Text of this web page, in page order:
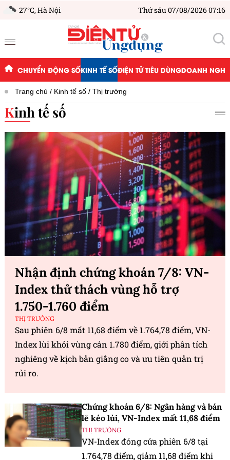
27°C,Hà Nội Thứ sáu 07/08/2026 07:16
CHUYỂN ĐỘNG SỐKINH TẾ SỐĐIỆN TỬ TIÊU DÙNGDOANH
Trang chủ Kinh tế số Thị trường
Kinh tế số
Nhận định chứng khoán 7/8: VN-
Index thử thách vùng hỗ trợ
1.750-1.760 điểm
THỊ TRƯỜNG
Sau phiên 6/8 mất 11,68 điểm về 1.764,78 điểm, VN-
Index lùi khỏi vùng cản 1.780 điểm, giới phân tích
nghiêng về kịch bản giằng co và ưu tiên quản trị
rủi ro.
Chứng khoán 6/8: Ngân hàng và bán
lẻ kéo lùi, VN-Index mất 11,68 điểm
THỊ TRƯỜNG
VN-Index đóng cửa phiên 6/8 tại
1.764,78 điểm, giảm 11,68 điểm khi